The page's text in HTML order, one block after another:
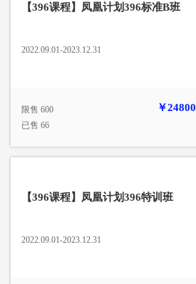
【396课程】凤凰计划396标准B班
2022.09.01-2023.12.31
限售 600
已售 66
￥24800
【396课程】凤凰计划396特训班
2022.09.01-2023.12.31